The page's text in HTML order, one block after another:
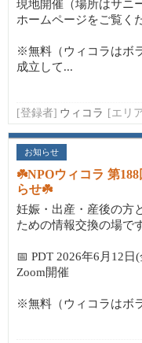
現地開催（場所はサニ
ホームページをご覧く
※無料（ウィコラはボ
成立して...
[登録者] ウィコラ [エリ
お知らせ
☘️NPOウィコラ 第
らせ☘️
妊娠・出産・産後の方
ための情報交換の場で
📅 PDT 2026年6月12日
Zoom開催
※無料（ウィコラはボ